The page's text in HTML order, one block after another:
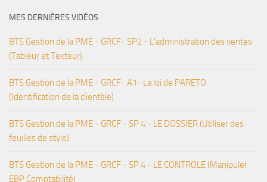
MES DERNIÈRES VIDÉOS
BTS Gestion de la PME - GRCF- SP2 - L'administration des ventes
(Tableur et Texteur)
BTS Gestion de la PME - GRCF- A1- La loi de PARETO
(Identification de la clientèle)
BTS Gestion de la PME - GRCF - SP 4 - LE DOSSIER (Utiliser des
feuilles de style)
BTS Gestion de la PME - GRCF - SP 4 - LE CONTROLE (Manipuler
EBP Comptabilité)